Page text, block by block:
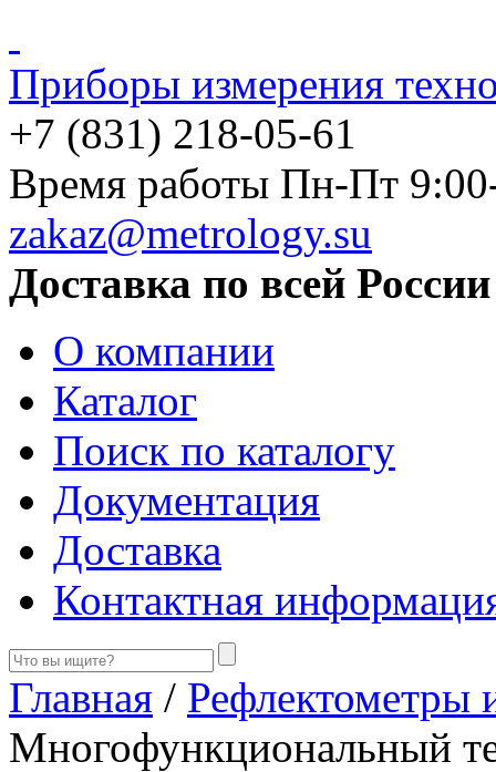
Приборы измерения
+7 (831) 218-05-61
Время работы Пн-Пт
zakaz@metrology.su
Доставка по всей России
О компании
Каталог
Поиск по каталогу
Документация
Доставка
Контактная
Главная / Рефлектометры
Многофункциональный